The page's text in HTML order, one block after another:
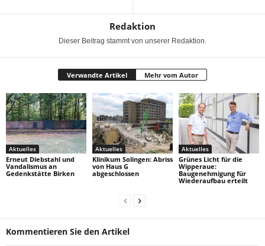
Redaktion
Dieser Beitrag stammt von unserer Redaktion.
Verwandte Artikel Mehr vom Autor
Aktuelles
Erneut Diebstahl und
Vandalismus an
Gedenkstätte Birken
Aktuelles
Klinikum Solingen: Abriss
von Haus G
abgeschlossen
Aktuelles
Grünes Licht für die
Wipperaue:
Baugenehmigung für
Wiederaufbau erteilt
Kommentieren Sie den Artikel